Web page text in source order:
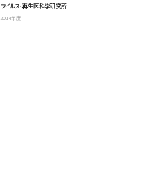
ウイルス・再生医科学研究所
2014年度